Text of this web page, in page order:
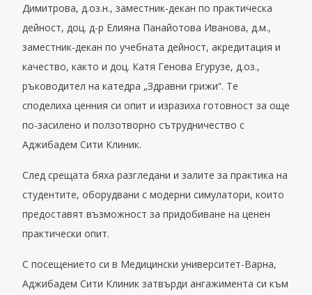
Димитрова, д.оз.н., заместник-декан по практическа
дейност, доц. д-р Елияна Панайотова Иванова, д.м.,
заместник-декан по учебната дейност, акредитация и
качество, както и доц. Катя Генова Егурузе, д.оз.,
ръководител на катедра „Здравни грижи“. Те
споделиха ценния си опит и изразиха готовност за още
по-засилено и ползотворно сътрудничество с
Аджибадем Сити Клиник.
След срещата бяха разгледани и залите за практика на
студентите, оборудвани с модерни симулатори, които
предоставят възможност за придобиване на ценен
практически опит.
С посещението си в Медицински университет-Варна,
Аджибадем Сити Клиник затвърди ангажимента си към